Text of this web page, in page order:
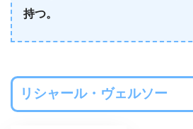
持つ。
リシャール・ヴェルソー